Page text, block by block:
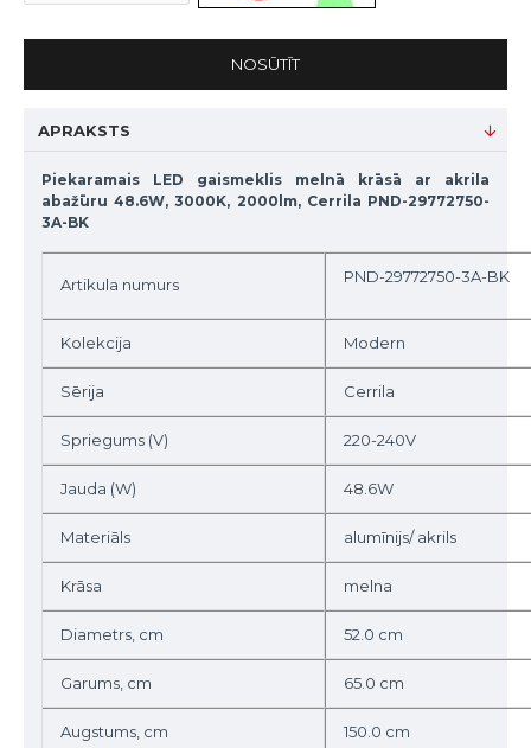
NOSŪTĪT
APRAKSTS
Piekaramais LED gaismeklis melnā krāsā ar akrila
abažūru 48.6W, 3000K, 2000lm, Cerrila PND-29772750-
3A-BK
Artikula numurs PND-29772750-3A-BK
Kolekcija Modern
Sērija Cerrila
Spriegums (V) 220-240V
Jauda (W) 48.6W
Materiāls alumīnijs/ akrils
Krāsa melna
Diametrs, cm 52.0 cm
Garums, cm 65.0 cm
Augstums, cm 150.0 cm